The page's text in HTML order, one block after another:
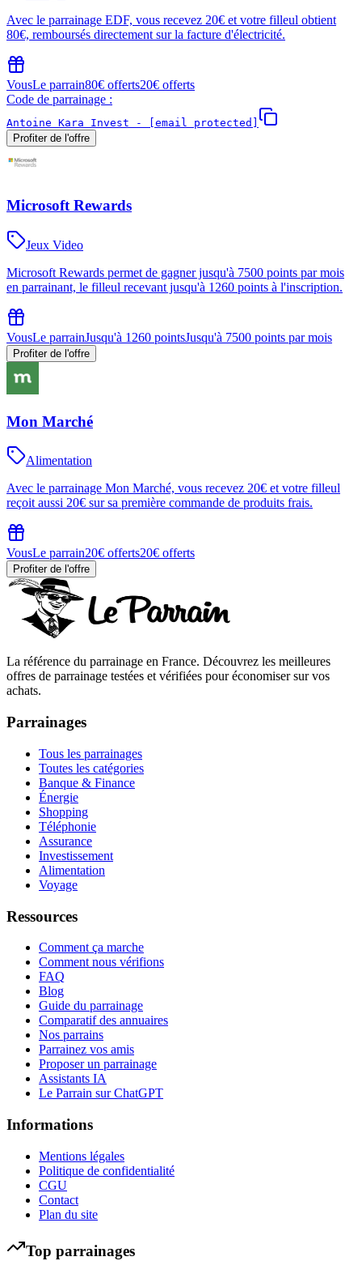
Avec le parrainage EDF, vous recevez 20€ et votre filleul obtient
80€, remboursés directement sur la facture d'électricité.
VousLe parrain80€ offerts20€ offerts
Code de parrainage :
Antoine Kara Invest -
[email protected]
Profiter de l'offre
Microsoft Rewards
Jeux Video
Microsoft Rewards permet de gagner jusqu'à 7500 points par mois
en parrainant, le filleul recevant jusqu'à 1260 points à l'inscription.
VousLe parrainJusqu'à 1260 pointsJusqu'à 7500 points par mois
Profiter de l'offre
Mon Marché
Alimentation
Avec le parrainage Mon Marché, vous recevez 20€ et votre filleul
reçoit aussi 20€ sur sa première commande de produits frais.
VousLe parrain20€ offerts20€ offerts
Profiter de l'offre
La référence du parrainage en France. Découvrez les meilleures
offres de parrainage testées et vérifiées pour économiser sur vos
achats.
Parrainages
Tous les parrainages
Toutes les catégories
Banque & Finance
Énergie
Shopping
Téléphonie
Assurance
Investissement
Alimentation
Voyage
Ressources
Comment ça marche
Comment nous vérifions
FAQ
Blog
Guide du parrainage
Comparatif des annuaires
Nos parrains
Parrainez vos amis
Proposer un parrainage
Assistants IA
Le Parrain sur ChatGPT
Informations
Mentions légales
Politique de confidentialité
CGU
Contact
Plan du site
Top parrainages